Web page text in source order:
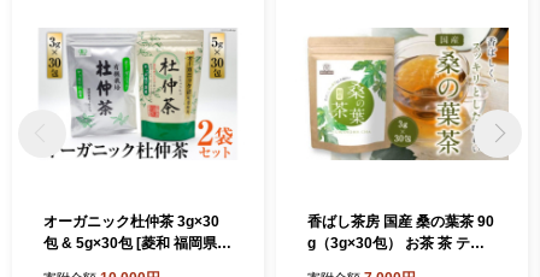
オーガニック杜仲茶 3g×30
包 & 5g×30包 [菱和 福岡県
香ばし茶房 国産 桑の葉茶 90
g（3g×30包） お茶 茶 ティ